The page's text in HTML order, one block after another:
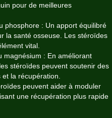
pour de meilleures
phosphore : Un apport équilibré
la santé osseuse. Les stéroïdes
vital.
magnésium : En améliorant
stéroïdes peuvent soutenir des
la récupération.
peuvent aider à moduler
une récupération plus rapide